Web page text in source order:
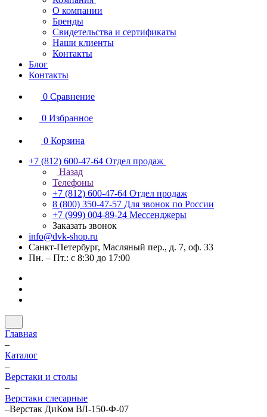
О компании
Бренды
Свидетельства и сертификаты
Наши клиенты
Контакты
Блог
Контакты
0 Сравнение
0 Избранное
0 Корзина
+7 (812) 600-47-64 Отдел продаж
Назад
Телефоны
+7 (812) 600-47-64 Отдел продаж
8 (800) 350-47-57 Для звонок по России
+7 (999) 004-89-24 Мессенджеры
Заказать звонок
info@dvk-shop.ru
Санкт-Петербург, Масляный пер., д. 7, оф. 33
Пн. – Пт.: с 8:30 до 17:00
Главная
–
Каталог
–
Верстаки и столы
–
Верстаки слесарные
–Верстак ДиКом ВЛ-150-Ф-07